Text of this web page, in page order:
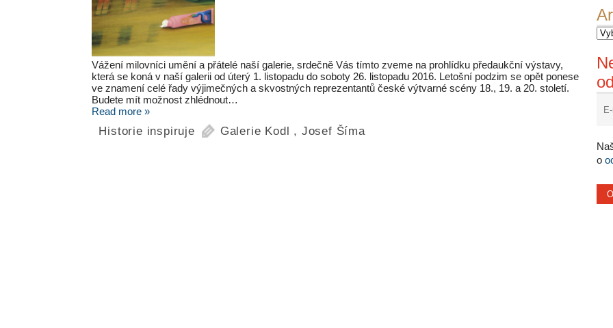
o
Vážení milovníci umění a přátelé naší galerie, srdečně Vás tímto zveme na prohlídku předaukční výstavy,
která se koná v naší galerii od úterý 1. listopadu do soboty 26. listopadu 2016. Letošní podzim se opět ponese
ve znamení celé řady výjimečných a skvostných reprezentantů české výtvarné scény 18., 19. a 20. století.
Budete mít možnost zhlédnout…
Read more »
Historie inspiruje Galerie Kodl , Josef Šíma